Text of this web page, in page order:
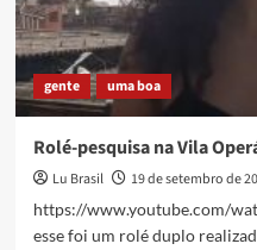
gente uma boa
Rolé-pesquisa na Vila
Lu Brasil 19 de setembro de
https://www.youtube.com/
esse foi um rolé duplo